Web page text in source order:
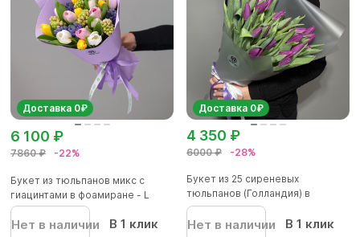
Доставка 0₽
7860 ₽ -22%
6 100 ₽
Букет из тюльпанов микс с
гиацинтами в фоамиране - L
Нет в наличии В 1 клик
Доставка 0₽
6000 ₽ -28%
4 350 ₽
Букет из 25 сиреневых
тюльпанов (Голландия) в
корейской...
Нет в наличии В 1 клик